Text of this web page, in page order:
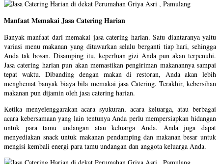
Manfaat Memakai Jasa Catering Harian
Banyak manfaat dari memakai jasa catering harian. Satu diantaranya yaitu
variasi menu makanan yang ditawarkan selalu berganti tiap hari, sehingga
Anda tak bosan. Disamping itu, keperluan gizi Anda pun akan terpenuhi.
Jasa catering harian pun akan memastikan pengiriman makanannya sampai
tepat waktu. Dibanding dengan makan di restoran, Anda akan lebih
menghemat banyak biaya bila memakai jasa Catering. Terakhir, kebersihan
makanan pun dijamin oleh jasa catering harian.
Ketika menyelenggarakan acara syukuran, acara keluarga, atau berbagai
acara kebersamaan yang lain tentunya Anda perlu mempersiapkan hidangan
untuk para tamu undangan atau keluarga Anda. Anda juga dapat
menyediakan snack untuk makanan pendamping dan makanan besar untuk
mengisi kembali energi para tamu undangan dan anggota keluarga Anda.